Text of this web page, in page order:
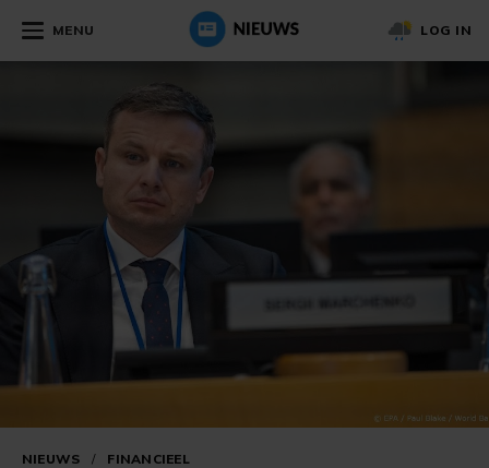
MENU LOG IN
NIEUWS / FINANCIEEL